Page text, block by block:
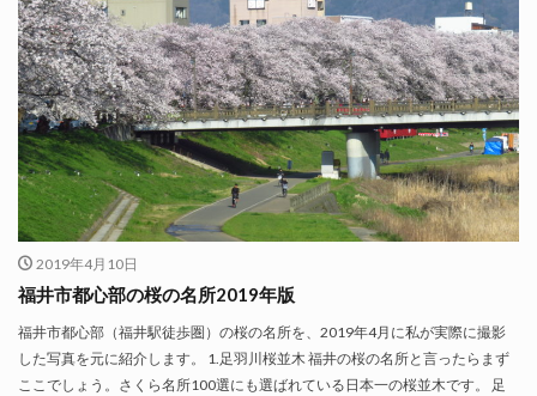
2019年4月10日
福井市都心部の桜の名所2019年版
福井市都心部（福井駅徒歩圏）の桜の名所を、2019年4月に私が実際に撮影
した写真を元に紹介します。 1.足羽川桜並木 福井の桜の名所と言ったらまず
ここでしょう。さくら名所100選にも選ばれている日本一の桜並木です。 足